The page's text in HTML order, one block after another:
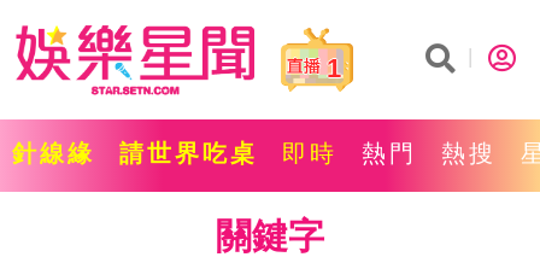
1
針線緣 請世界吃桌 即時 熱門 熱搜
關鍵字